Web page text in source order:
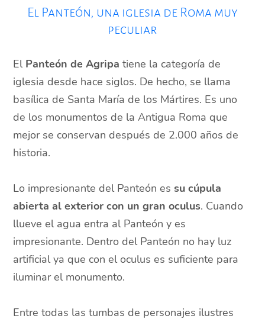
El Panteón, una iglesia de Roma muy
peculiar
El Panteón de Agripa tiene la categoría de
iglesia desde hace siglos. De hecho, se llama
basílica de Santa María de los Mártires. Es uno
de los monumentos de la Antigua Roma que
mejor se conservan después de 2.000 años de
historia.
Lo impresionante del Panteón essu cúpula
abierta al exterior con un gran oculus. Cuando
llueve el agua entra al Panteón y es
impresionante. Dentro del Panteón no hay luz
artificial ya que con el oculus es suficiente para
iluminar el monumento.
Entre todas las tumbas de personajes ilustres